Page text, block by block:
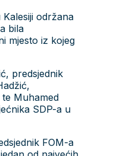
održana
bila
mjesto iz kojeg
predsjednik
te Muhamed
SDP-a u
FOM-a